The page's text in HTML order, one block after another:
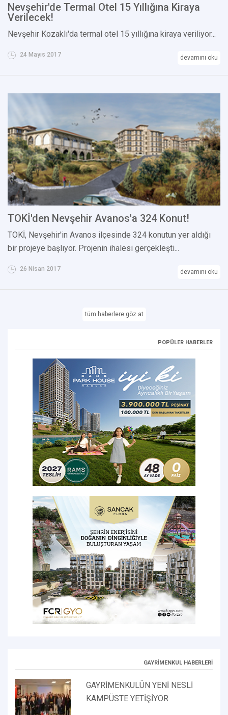
Nevşehir'de Termal Otel 15 Yıllığına Kiraya
Verilecek!
Nevşehir Kozaklı'da termal otel 15 yıllığına kiraya veriliyor...
24 Mayıs 2017 devamını oku
TOKİ'den Nevşehir Avanos'a 324 Konut!
TOKİ, Nevşehir'in Avanos ilçesinde 324 konutun yer aldığı
bir projeye başlıyor. Projenin ihalesi gerçekleşti...
26 Nisan 2017 devamını oku
tüm haberlere göz at
POPÜLER HABERLER
GAYRİMENKUL HABERLERİ
GAYRİMENKULÜN YENİ NESLİ
KAMPÜSTE YETİŞİYOR